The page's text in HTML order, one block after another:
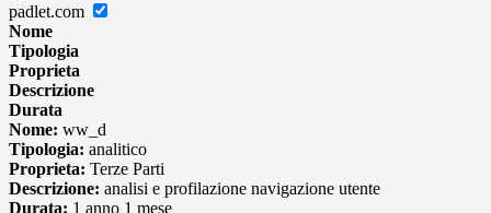
padlet.com
Nome
Tipologia
Proprieta
Descrizione
Durata
Nome: ww_d
Tipologia: analitico
Proprieta: Terze Parti
Descrizione: analisi e profilazione navigazione utente
Durata: 1 anno 1 mese